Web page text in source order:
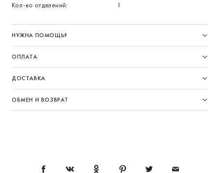
Кол-во отделений:
1
НУЖНА ПОМОЩЬ?
ОПЛАТА
ДОСТАВКА
ОБМЕН И ВОЗВРАТ